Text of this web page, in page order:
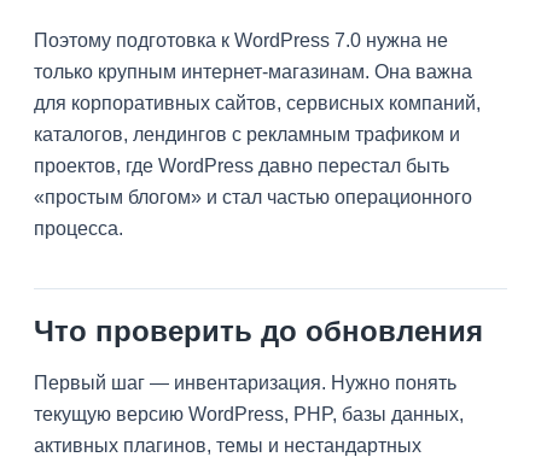
Поэтому подготовка к WordPress 7.0 нужна не
только крупным интернет-магазинам. Она важна
для корпоративных сайтов, сервисных компаний,
каталогов, лендингов с рекламным трафиком и
проектов, где WordPress давно перестал быть
«простым блогом» и стал частью операционного
процесса.
Что проверить до обновления
Первый шаг — инвентаризация. Нужно понять
текущую версию WordPress, PHP, базы данных,
активных плагинов, темы и нестандартных